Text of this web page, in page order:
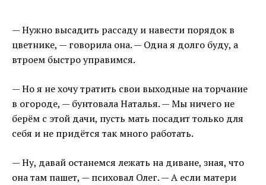
— Нужно высадить рассаду и навести порядок в
цветнике, — говорила она. — Одна я долго буду, а
втроем быстро управимся.
— Но я не хочу тратить свои выходные на торчание
в огороде, — бунтовала Наталья. — Мы ничего не
берём с этой дачи, пусть мать посадит только для
себя и не придётся так много работать.
— Ну, давай останемся лежать на диване, зная, что
она там пашет, — психовал Олег. — А если матери